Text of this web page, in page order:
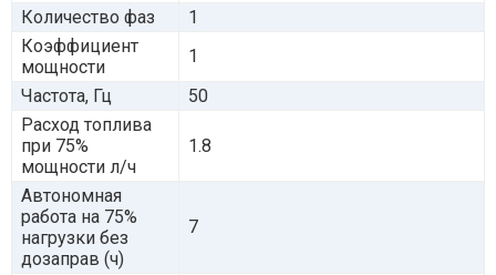
Количество фаз
1
Коэффициент
мощности
1
Частота, Гц
50
Расход топлива
при 75%
мощности л/ч
1.8
Автономная
работа на 75%
нагрузки без
дозаправ (ч)
7